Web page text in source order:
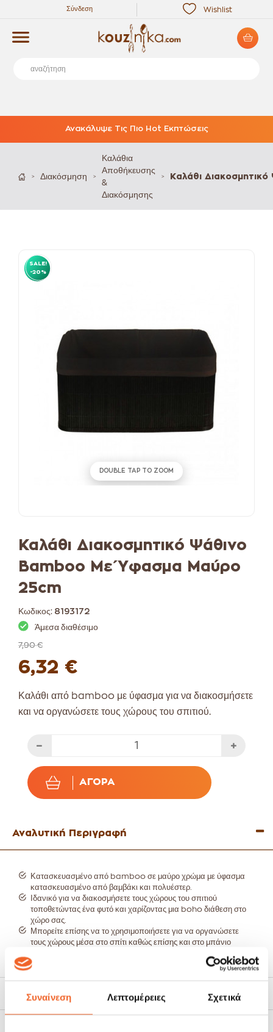
Συναίνεση Λεπτομέρειες Σχετικά
Wishlist
Σύνδεση
Ανακάλυψε Τις Πιο Hot Εκπτώσεις
> Διακόσμηση >
Καλάθια
Αποθήκευσης
&
Διακόσμησης
> Καλάθι
SALE!
-20%
DOUBLE TAP TO ZOOM
Καλάθι Διακοσμητικό Ψάθινο
Bamboo Με Ύφασμα Μαύρο
25cm
Κωδικος: 8193172
Άμεσα διαθέσιμο
7,90 €
6,32 €
Καλάθι από bamboo με ύφασμα για να διακοσμήσετε
και να οργανώσετε τους χώρους του σπιτιού.
ΑΓΟΡΆ
Αναλυτική Περιγραφή
Κατασκευασμένο από bamboo σε μαύρο χρώμα με ύφασμα
κατασκευασμένο από βαμβάκι και πολυέστερ.
Ιδανικό για να διακοσμήσετε τους χώρους του σπιτιού
τοποθετώντας ένα φυτό και χαρίζοντας μια boho διάθεση στο
χώρο σας.
Μπορείτε επίσης να το χρησιμοποιήσετε για να οργανώσετε
τους χώρους μέσα στο σπίτι καθώς επίσης και στο μπάνιο
Οργανώστε τα παιχνίδια των παιδιών, τα καλλυντικά και τα
Το ύφασμα αφαιρείται και πλένετε με χλιαρό νερό και ήπιο
Χαρακτηριστικά